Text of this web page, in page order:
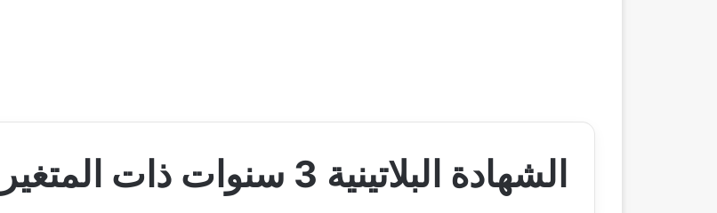
الشهادة البلاتينية 3 سنوات ذات المتغير